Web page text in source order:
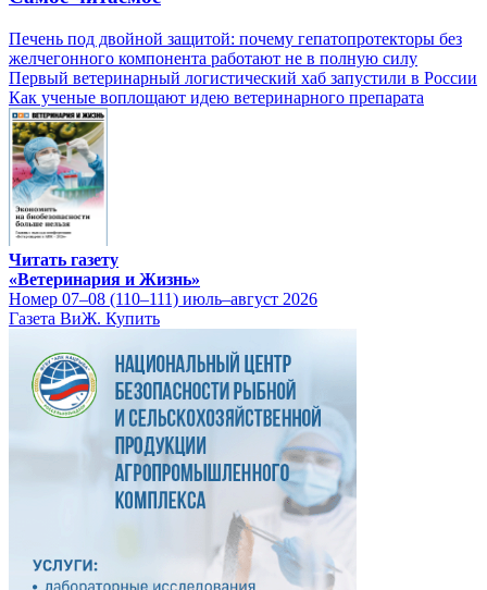
Печень под двойной защитой: почему гепатопротекторы без
желчегонного компонента работают не в полную силу
Первый ветеринарный логистический хаб запустили в России
Как ученые воплощают идею ветеринарного препарата
Читать газету
«Ветеринария и Жизнь»
Номер 07–08 (110–111) июль–август 2026
Газета ВиЖ. Купить